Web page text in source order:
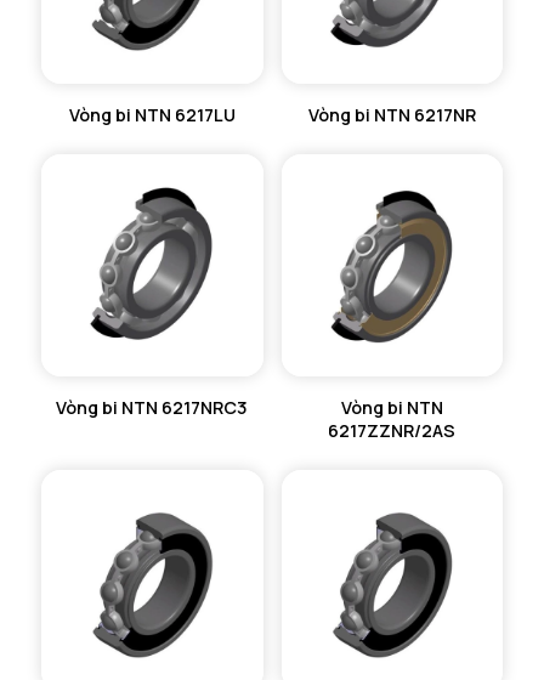
Vòng bi NTN 6217LU Vòng bi NTN 6217NR
Vòng bi NTN 6217NRC3
Vòng bi NTN
6217ZZNR/2AS